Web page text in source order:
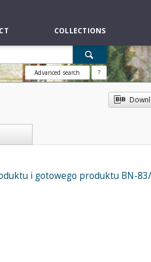
COLLECTIONS
Advanced search ?
i gotowego produktu BN-83/